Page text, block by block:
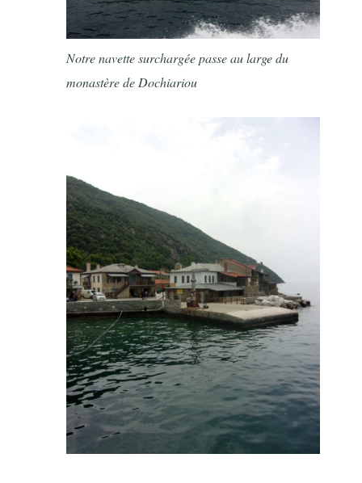
Notre navette surchargée passe au large du
monastère de Dochiariou